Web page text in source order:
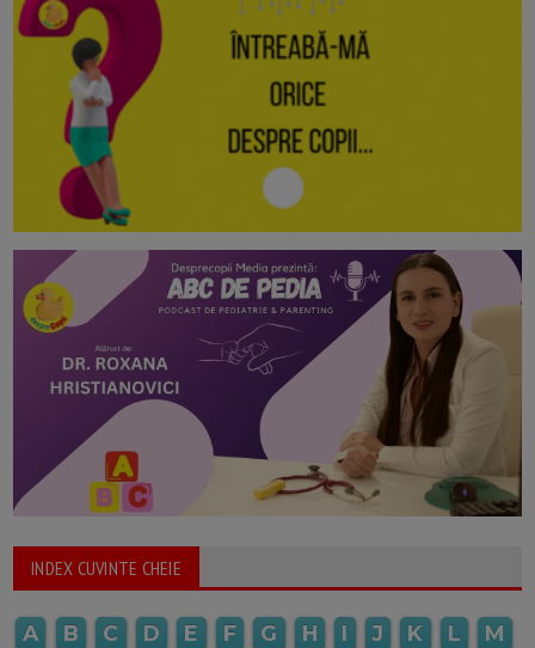
INDEX CUVINTE CHEIE
A B C D E F G H I J K L
M